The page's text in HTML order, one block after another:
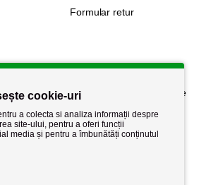
Formular retur
Politica de confidențialitate
Politica de retur
Termeni si conditii
cookie-uri
a colecta si analiza informații despre
site-ului, pentru a oferi funcții
media și pentru a îmbunătăți conținutul